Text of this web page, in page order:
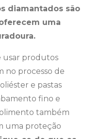
diamantados são
uma
usar produtos
no processo de
e pastas
fino e
também
uma proteção